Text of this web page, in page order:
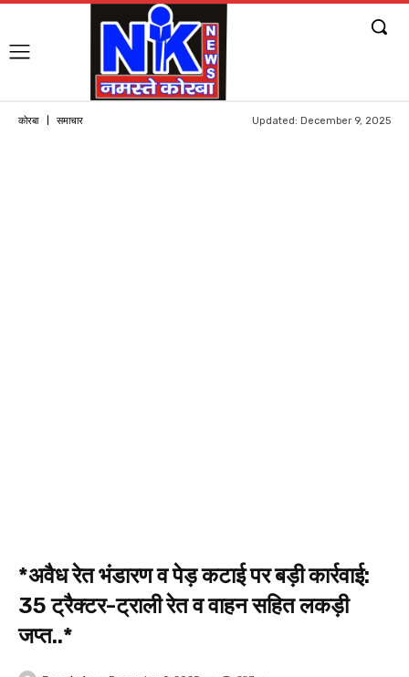
कोरबा समाचार Updated: December 9, 2025
*अवैध रेत भंडारण व पेड़ कटाई पर बड़ी कार्रवाई:
35 ट्रैक्टर-ट्राली रेत व वाहन सहित लकड़ी
जप्त..*